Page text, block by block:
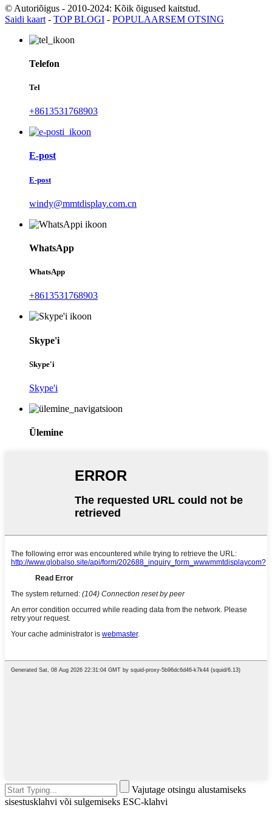
© Autoriõigus - 2010-2024: Kõik õigused kaitstud.
Saidi kaart - TOP BLOGI - POPULAARSEM OTSING
Telefon
Tel
+8613531768903
E-post
E-post
windy@mmtdisplay.com.cn
WhatsApp
WhatsApp
+8613531768903
Skype'i
Skype'i
Skype'i
Ülemine
Vajutage otsingu alustamiseks
sisestusklahvi või sulgemiseks ESC-klahvi